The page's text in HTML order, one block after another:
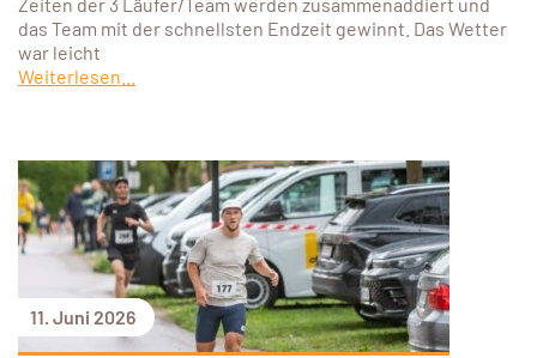
Zeiten der 3 Läufer/Team werden zusammenaddiert und
das Team mit der schnellsten Endzeit gewinnt. Das Wetter
war leicht
Weiterlesen...
11. Juni 2026